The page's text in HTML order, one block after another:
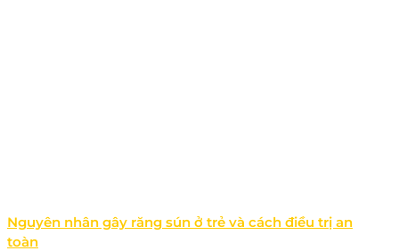
Nguyên nhân gây răng sún ở trẻ và cách điều trị an
toàn